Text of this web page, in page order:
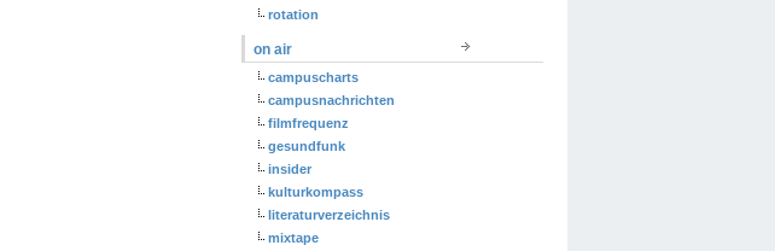
rotation
on air
campuscharts
campusnachrichten
filmfrequenz
gesundfunk
insider
kulturkompass
literaturverzeichnis
mixtape